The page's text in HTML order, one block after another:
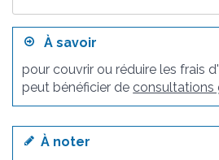
À savoir
pour couvrir ou réduire les frais
peut bénéficier de consultations
À noter